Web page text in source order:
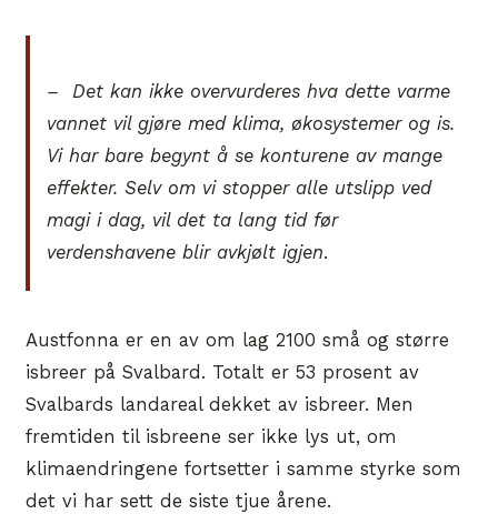
– Det kan ikke overvurderes hva dette varme
vannet vil gjøre med klima, økosystemer og is.
Vi har bare begynt å se konturene av mange
effekter. Selv om vi stopper alle utslipp ved
magi i dag, vil det ta lang tid før
verdenshavene blir avkjølt igjen.
Austfonna er en av om lag 2100 små og større
isbreer på Svalbard. Totalt er 53 prosent av
Svalbards landareal dekket av isbreer. Men
fremtiden til isbreene ser ikke lys ut, om
klimaendringene fortsetter i samme styrke som
det vi har sett de siste tjue årene.